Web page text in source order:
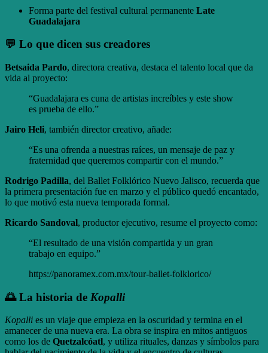
Forma parte del festival cultural permanente Late
Guadalajara
💬 Lo que dicen sus creadores
Betsaida Pardo, directora creativa, destaca el talento local que da
vida al proyecto:
“Guadalajara es cuna de artistas increíbles y este show
es prueba de ello.”
Jairo Heli, también director creativo, añade:
“Es una ofrenda a nuestras raíces, un mensaje de paz y
fraternidad que queremos compartir con el mundo.”
Rodrigo Padilla, del Ballet Folklórico Nuevo Jalisco, recuerda que
la primera presentación fue en marzo y el público quedó encantado,
lo que motivó esta nueva temporada formal.
Ricardo Sandoval, productor ejecutivo, resume el proyecto como:
“El resultado de una visión compartida y un gran
trabajo en equipo.”
https://panoramex.com.mx/tour-ballet-folklorico/
🌅 La historia de Kopalli
Kopalli es un viaje que empieza en la oscuridad y termina en el
amanecer de una nueva era. La obra se inspira en mitos antiguos
como los de Quetzalcóatl, y utiliza rituales, danzas y símbolos para